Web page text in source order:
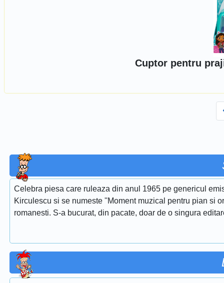
Cuptor pentru
Celebra piesa care ruleaza din anul 1965 pe genericul
Kirculescu si se numeste ''Moment muzical pentru pian si
romanesti. S-a bucurat, din pacate, doar de o singura